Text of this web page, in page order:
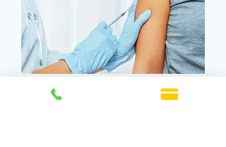
・二種混合ワクチン（ジフテリア・破傷風）